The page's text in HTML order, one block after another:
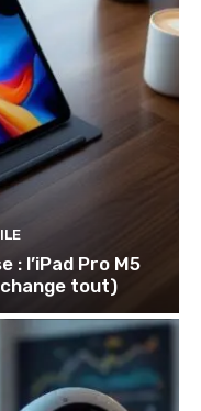
: l’iPad Pro M5
tout)